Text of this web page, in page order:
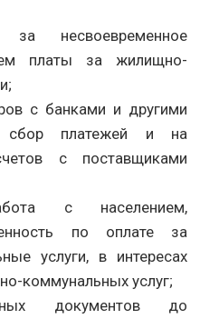
за несвоевременное
платы за жилищно-
с банками и другими
сбор платежей и на
с поставщиками
с населением,
по оплате за
услуги, в интересах
коммунальных услуг;
документов до